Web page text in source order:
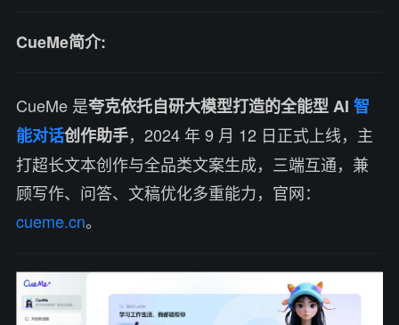
CueMe简介:
CueMe 是夸克依托自研大模型打造的全能型 AI 智
能对话创作助手，2024 年 9 月 12 日正式上线，主
打超长文本创作与全品类文案生成，三端互通，兼
顾写作、问答、文稿优化多重能力，官网：
cueme.cn。